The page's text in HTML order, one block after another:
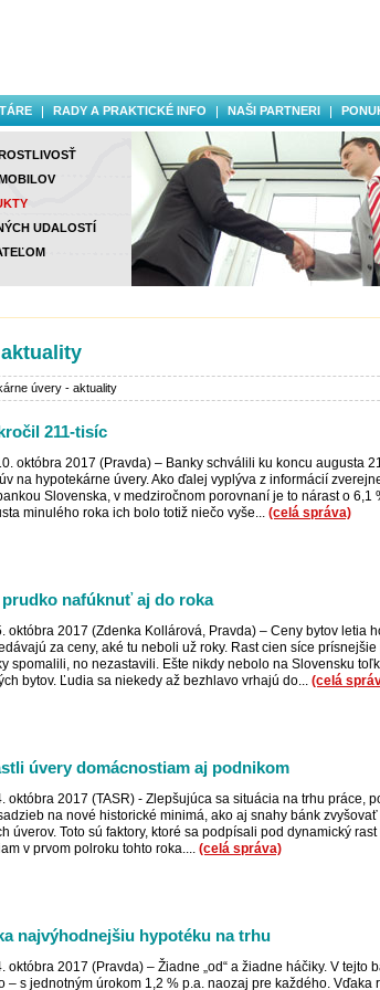
RADY A PRAKTICKÉ INFO NAŠI PARTNERI
UDALOSTÍ
úvery - aktuality
211-tisíc
októbra 2017 (Pravda) – Banky schválili ku koncu augusta
na hypotekárne úvery. Ako ďalej vyplýva z informácií
Slovenska, v medziročnom porovnaní je to nárast o 6,1
minulého roka ich bolo totiž niečo vyše... (celá správa)
prudko nafúknuť aj do roka
októbra 2017 (Zdenka Kollárová, Pravda) – Ceny bytov letia
za ceny, aké tu neboli už roky. Rast cien síce
spomalili, no nezastavili. Ešte nikdy nebolo na Slovensku
bytov. Ľudia sa niekedy až bezhlavo vrhajú do... (celá
úvery domácnostiam aj podnikom
októbra 2017 (TASR) - Zlepšujúca sa situácia na trhu práce,
na nové historické minimá, ako aj snahy bánk
úverov. Toto sú faktory, ktoré sa podpísali pod dynamický
v prvom polroku tohto roka.... (celá správa)
najvýhodnejšiu hypotéku na trhu
októbra 2017 (Pravda) – Žiadne „od“ a žiadne háčiky. V tejto
– s jednotným úrokom 1,2 % p.a. naozaj pre každého. Vďaka